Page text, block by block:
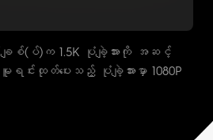
ျစ်(ပ်)က 1.5K ပုံချဲ့အားကို အဆင့်
ရင်းထုတ်ပေးသည့် ပုံချဲ့အားမှာ 1080P